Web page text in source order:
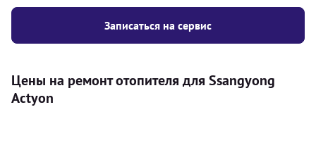
Записаться на сервис
Цены на ремонт отопителя для Ssangyong
Actyon